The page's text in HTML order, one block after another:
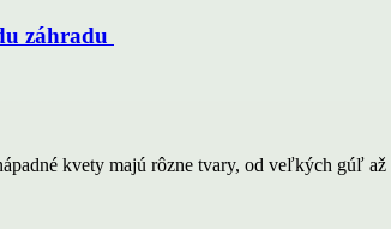
záhradu
kvety majú rôzne tvary, od veľkých gúľ